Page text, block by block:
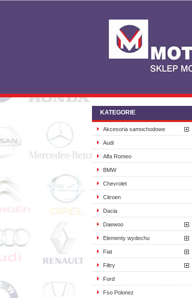
KATEGORIE
Akcesoria samochodowe
Audi
Alfa Romeo
BMW
Chevrolet
Citroen
Dacia
Daewoo
Elementy wydechu
Fiat
Filtry
Ford
Fso Polonez